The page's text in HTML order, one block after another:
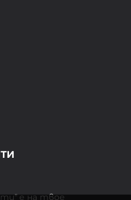
е на твое